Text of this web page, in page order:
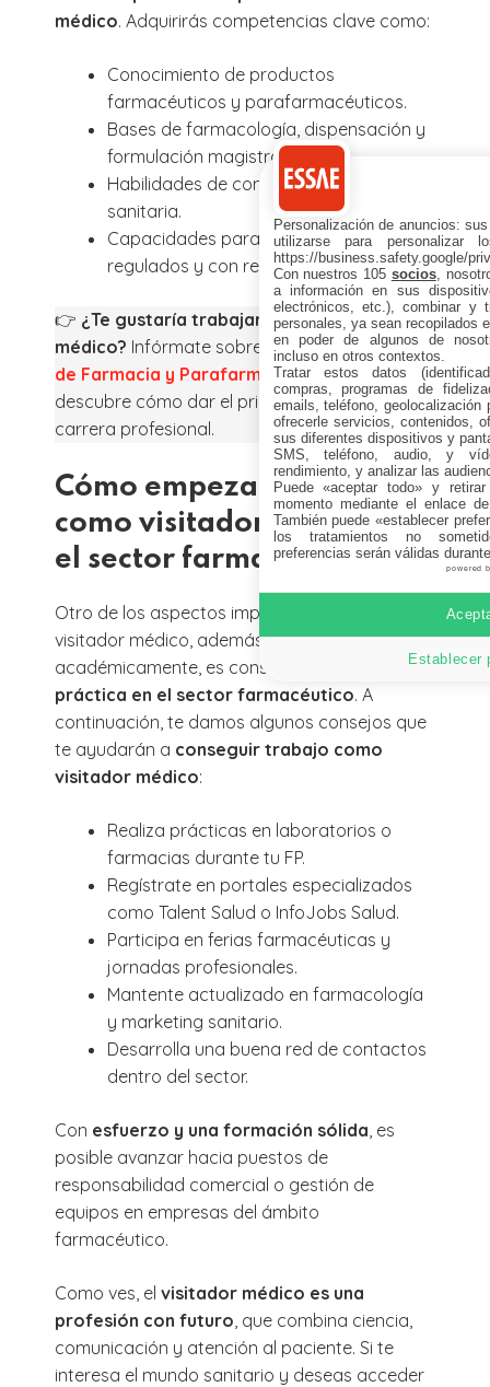
médico. Adquirirás competencias clave como:
Conocimiento de productos
farmacéuticos y parafarmacéuticos.
Bases de farmacología, dispensación y
formulación magistral.
Habilidades de comunicación y atención
sanitaria.
Capacidades para trabajar en entornos
regulados y con responsabilidad ética.
👉 ¿Te gustaría trabajar como visitador
médico? Infórmate sobre nuestro FP Oficial
de Farmacia y Parafarmacia onliney
descubre cómo dar el primer paso hacia tu
carrera profesional.
Cómo empezar tu carrera
como visitador médico en
el sector farmacéutico
Otro de los aspectos importantes para ser
visitador médico, además de formarte
académicamente, es conseguir
experiencia
práctica en el sector farmacéutico. A
continuación, te damos algunos consejos que
te ayudarán a conseguir trabajo como
visitador médico:
Realiza prácticas en laboratorios o
farmacias durante tu FP.
Regístrate en portales especializados
como Talent Salud o InfoJobs Salud.
Participa en ferias farmacéuticas y
jornadas profesionales.
Mantente actualizado en farmacología
y marketing sanitario.
Desarrolla una buena red de contactos
dentro del sector.
Con esfuerzo y una formación sólida , es
posible avanzar hacia puestos de
responsabilidad comercial o gestión de
equipos en empresas del ámbito
farmacéutico.
Como ves, el visitador médico es una
profesión con futuro , que combina ciencia,
comunicación y atención al paciente. Si te
interesa el mundo sanitario y deseas acceder
Personalización de anuncios:
utilizarse para personalizar
https://business.safety.google/
Con nuestros 105 socios,
a información en sus
electrónicos, etc.), combinar y
personales, ya sean recopilados
en poder de algunos de
incluso en otros contextos.
Tratar estos datos
compras, programas de
emails, teléfono,
ofrecerle servicios, contenidos,
sus diferentes dispositivos y
SMS, teléfono, audio, y
rendimiento, y analizar las
Puede «aceptar todo» y
momento mediante el enlace
También puede «establecer
los tratamientos no
preferencias serán válidas
powered
Establecer